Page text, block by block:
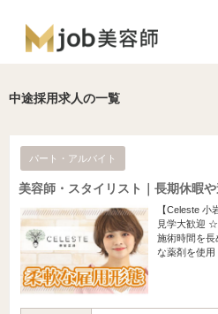
中途採用求人の一覧
パート・アルバイト
美容師・スタイリスト｜長期休暇
【Celeste
見学大歓迎
施術時間を
な薬剤を使